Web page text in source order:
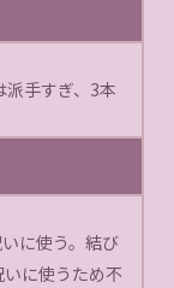
派手すぎ、3本
に使う。結び
に使うため不